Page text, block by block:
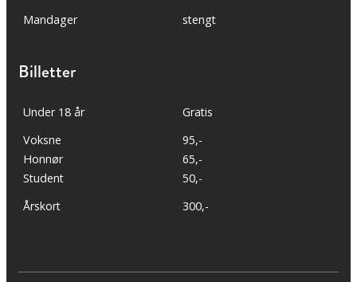
Mandager
stengt
Billetter
Under 18 år
Gratis
Voksne
Honnør
Student
95,-
65,-
50,-
Årskort
300,-